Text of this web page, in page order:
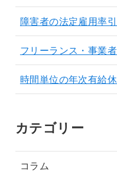
障害者の法定雇用率
フリーランス・事業
時間単位の年次有給
カテゴリー
コラム